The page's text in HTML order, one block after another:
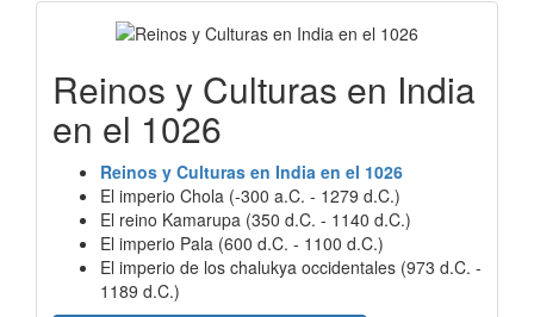
Reinos y Culturas en India
en el 1026
Reinos y Culturas en India en el 1026
El imperio Chola (-300 a.C. - 1279 d.C.)
El reino Kamarupa (350 d.C. - 1140 d.C.)
El imperio Pala (600 d.C. - 1100 d.C.)
El imperio de los chalukya occidentales (973 d.C. -
1189 d.C.)